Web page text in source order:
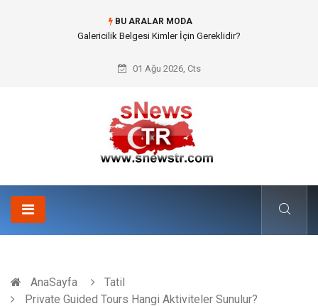
BU ARALAR MODA
Doküman Yönetimi ile Kurumsal Hafızanın Dijitalleşmesi
01 Ağu 2026, Cts
AnaSayfa
Tatil
Private Guided Tours Hangi Aktiviteler Sunulur?